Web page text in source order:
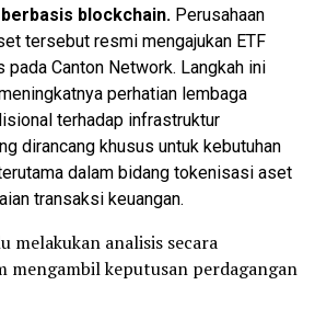
blockchain. Perusahaan
tersebut resmi mengajukan ETF
pada Canton Network. Langkah ini
perhatian lembaga
terhadap infrastruktur
dirancang khusus untuk kebutuhan
dalam bidang tokenisasi aset
transaksi keuangan.
melakukan analisis secara
mengambil keputusan perdagangan